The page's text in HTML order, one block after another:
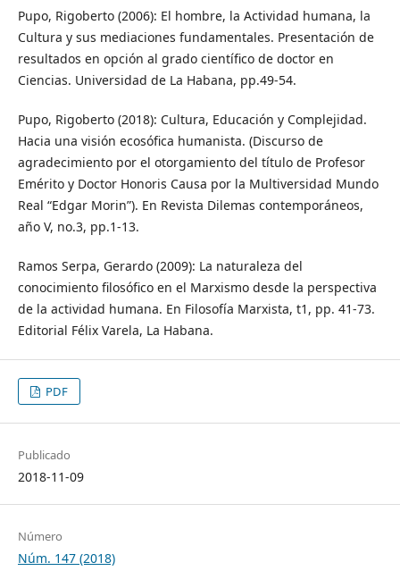
Pupo, Rigoberto (2006): El hombre, la Actividad humana, la
Cultura y sus mediaciones fundamentales. Presentación de
resultados en opción al grado científico de doctor en
Ciencias. Universidad de La Habana, pp.49-54.
Pupo, Rigoberto (2018): Cultura, Educación y Complejidad.
Hacia una visión ecosófica humanista. (Discurso de
agradecimiento por el otorgamiento del título de Profesor
Emérito y Doctor Honoris Causa por la Multiversidad Mundo
Real “Edgar Morin”). En Revista Dilemas contemporáneos,
año V, no.3, pp.1-13.
Ramos Serpa, Gerardo (2009): La naturaleza del
conocimiento filosófico en el Marxismo desde la perspectiva
de la actividad humana. En Filosofía Marxista, t1, pp. 41-73.
Editorial Félix Varela, La Habana.
PDF
Publicado
2018-11-09
Número
Núm. 147 (2018)